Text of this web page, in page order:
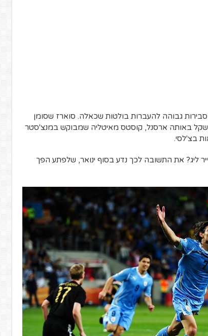
סבירות גבוהה להעברות בולטות שכאלה. סוארז שסומן
ונשקל באותה ארסנל, קוסטס מאיטליה שמבוקש במנצ'סטר
בצ'לסי.
ליג? את התשובה לכך נדע בסוף ינואר, שלפתע הפך